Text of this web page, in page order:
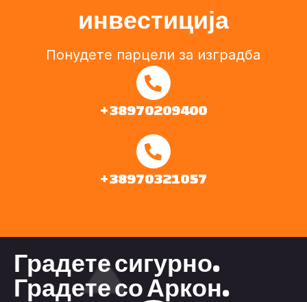
инвестиција
Понудете парцели за изградба
+38970209400
+38970321057
Градете сигурно.
Градете со Аркон.